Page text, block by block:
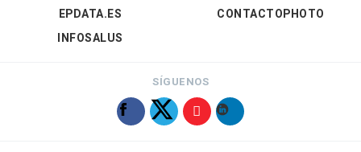
EPDATA.ES
INFOSALUS
CONTACTOPHOTO
SÍGUENOS